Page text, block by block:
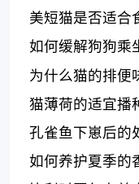
美短猫是否适合
如何缓解狗狗乘
为什么猫的排便
猫薄荷的适宜播
孔雀鱼下崽后的
合口服的饵料和
如何养护夏季的